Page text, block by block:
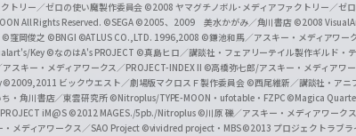
b
e
O
f
f
トリー／ゼロの使い魔製作委員会 ©2008 ヤマグチノボル･メディアファクトリー／ゼ
All Rights Reserved. ©SEGA ©2005、2009 美水かがみ／角川書店 ©2008
©窪岡俊之 ©BNGI ©ATLUS CO.,LTD. 1996,2008 ©鎌池和馬／アスキー・メディアワー
Key ©なのはA's PROJECT ©真島ヒロ／講談社・フェアリーテイル製作ギルド・
スキー・メディアワークス／PROJECT-INDEX II ©高橋弥七郎/アスキー・メディアワ
©2009,2011 ビックウエスト／劇場版マクロスＦ製作委員会 ©西尾維新／講談社・アニ
・角川書店／東雲研究所 ©Nitroplus/TYPE-MOON・ufotable・FZPC ©Magica
iM@S ©2012 MAGES./5pb./Nitroplus ©川原 礫／アスキー・メディアワーク
メディアワークス／SAO Project ©vividred project・MBS ©2013 プロジェクトラブラ